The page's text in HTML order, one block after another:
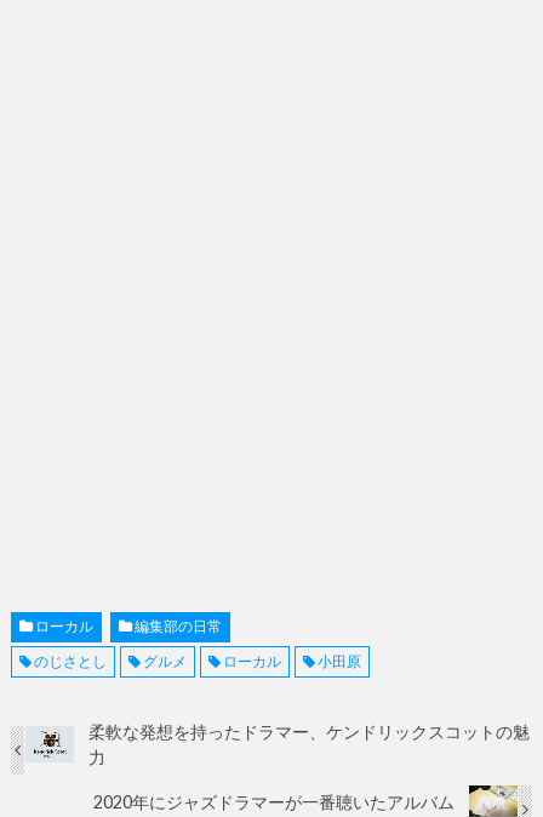
ローカル
編集部の日常
のじさとし
グルメ ローカル 小田原
柔軟な発想を持ったドラマー、ケンドリックスコットの魅
力
2020年にジャズドラマーが一番聴いたアルバム